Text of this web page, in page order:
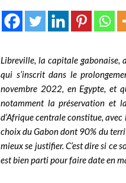
Libreville, la capitale gabonaise,
qui s’inscrit dans le
novembre 2022, en Egypte, et
notamment la préservation et
d’Afrique centrale constitue,
choix du Gabon dont 90% du
mieux se justifier. C’est dire si ce
est bien parti pour faire date en